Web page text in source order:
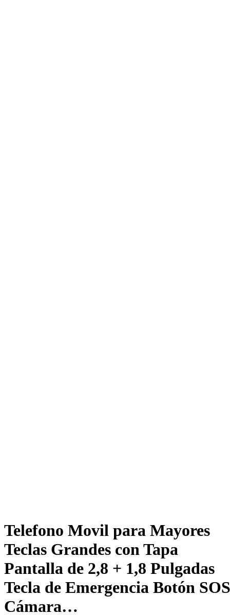
Telefono Movil para Mayores
Teclas Grandes con Tapa
Pantalla de 2,8 + 1,8 Pulgadas
Tecla de Emergencia Botón SOS
Cámara…